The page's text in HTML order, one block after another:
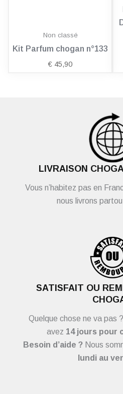
Non classé
Kit Parfum chogan n°133
€ 45,90
LIVRAISON
Vous n’habitez pas en
nous livrons
SATISFAIT OU
Quelque chose ne va pas
avez 14 jours pour
Besoin d’aide ? Nous
lundi au